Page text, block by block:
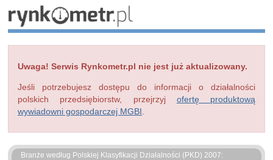
Uwaga! Serwis Rynkometr.pl nie jest już aktualizowany.
Jeśli potrzebujesz dostępu do informacji o działalności
polskich przedsiębiorstw, przejrzyj ofertę produktową
wywiadowni gospodarczej MGBI
Branże według Polskiej Klasyfikacji Działalności (PKD) 2007: